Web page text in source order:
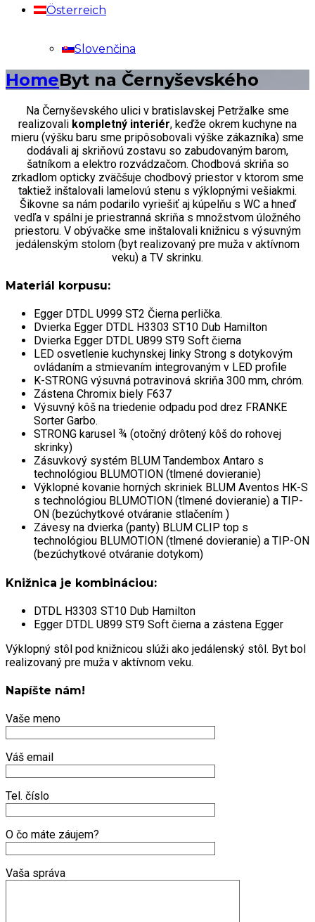
Österreich
Slovenčina
HomeByt na Černyševského
Na Černyševského ulici v bratislavskej Petržalke sme
realizovali kompletný interiér, keďže okrem kuchyne na
mieru (výšku baru sme pripôsobovali výške zákazníka) sme
dodávali aj skriňovú zostavu so zabudovaným barom,
šatníkom a elektro rozvádzačom. Chodbová skriňa so
zrkadlom opticky zväčšuje chodbový priestor v ktorom sme
taktiež inštalovali lamelovú stenu s výklopnými vešiakmi.
Šikovne sa nám podarilo vyriešiť aj kúpelňu s WC a hneď
vedľa v spálni je priestranná skriňa s množstvom úložného
priestoru. V obývačke sme inštalovali knižnicu s výsuvným
jedálenským stolom (byt realizovaný pre muža v aktívnom
veku) a TV skrinku.
Materiál korpusu:
Egger DTDL U999 ST2 Čierna perlička.
Dvierka Egger DTDL H3303 ST10 Dub Hamilton
Dvierka Egger DTDL U899 ST9 Soft čierna
LED osvetlenie kuchynskej linky Strong s dotykovým
ovládaním a stmievaním integrovaným v LED profile
K-STRONG výsuvná potravinová skriňa 300 mm, chróm.
Zástena Chromix biely F637
Výsuvný kôš na triedenie odpadu pod drez FRANKE
Sorter Garbo.
STRONG karusel ¾ (otočný drôtený kôš do rohovej
skrinky)
Zásuvkový systém BLUM Tandembox Antaro s
technológiou BLUMOTION (tlmené dovieranie)
Výklopné kovanie horných skriniek BLUM Aventos HK-S
s technológiou BLUMOTION (tlmené dovieranie) a TIP-
ON (bezúchytkové otváranie stlačením )
Závesy na dvierka (panty) BLUM CLIP top s
technológiou BLUMOTION (tlmené dovieranie) a TIP-ON
(bezúchytkové otváranie dotykom)
Knižnica je kombináciou:
DTDL H3303 ST10 Dub Hamilton
Egger DTDL U899 ST9 Soft čierna a zástena Egger
Výklopný stôl pod knižnicou slúži ako jedálenský stôl. Byt bol
realizovaný pre muža v aktívnom veku.
Napíšte nám!
Vaše meno
Váš email
Tel. číslo
O čo máte záujem?
Vaša správa